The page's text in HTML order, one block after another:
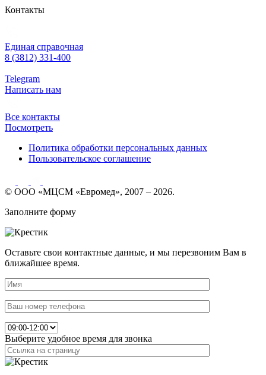
Контакты
Единая справочная
8 (3812) 331-400
Telegram
Написать нам
Все контакты
Посмотреть
Политика обработки персональных данных
Пользовательское соглашение
© ООО «МЦСМ «Евромед», 2007 – 2026.
Заполните форму
Оставьте свои контактные данные, и мы перезвоним Вам в
ближайшее время.
Выберите удобное время для звонка